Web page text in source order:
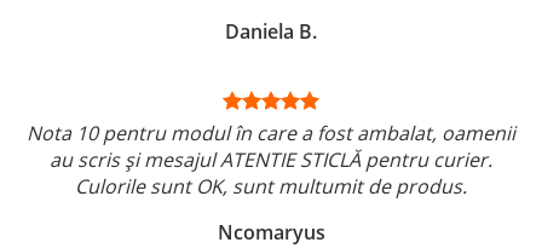
Daniela B.
Nota 10 pentru modul în care a fost ambalat, oamenii
au scris și mesajul ATENTIE STICLĂ pentru curier.
Culorile sunt OK, sunt multumit de produs.
Ncomaryus